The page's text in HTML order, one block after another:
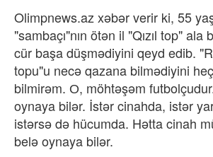
Olimpnews.az xəbər verir ki, 55
"sambaçı"nın ötən il "Qızıl top"
cür başa düşmədiyini qeyd edib.
topu"u necə qazana bilmədiyini
bilmirəm. О, möhtəşəm
oynaya bilər. İstər cinahda, istər
istərsə də hücumda. Hətta cinah
belə oynaya bilər.